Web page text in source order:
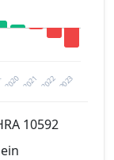
2021 2023
2020 2022
10592